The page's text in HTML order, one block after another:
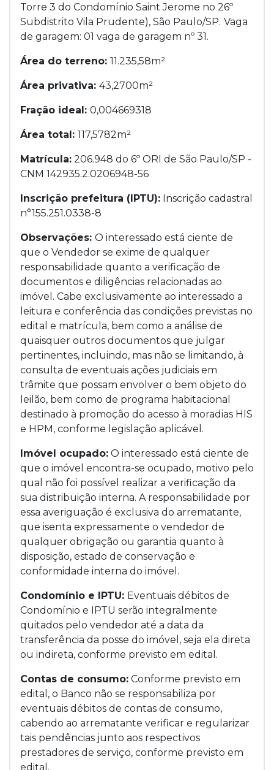
Torre 3 do Condomínio Saint Jerome no 26º
Subdistrito Vila Prudente), São Paulo/SP. Vaga
de garagem: 01 vaga de garagem nº 31.
Área do terreno: 11.235,58m²
Área privativa: 43,2700m²
Fração ideal: 0,004669318
Área total: 117,5782m²
Matrícula: 206.948 do 6º ORI de São Paulo/SP -
CNM 142935.2.0206948-56
Inscrição prefeitura (IPTU): Inscrição cadastral
n°155.251.0338-8
Observações: O interessado está ciente de
que o Vendedor se exime de qualquer
responsabilidade quanto a verificação de
documentos e diligências relacionadas ao
imóvel. Cabe exclusivamente ao interessado a
leitura e conferência das condições previstas no
edital e matrícula, bem como a análise de
quaisquer outros documentos que julgar
pertinentes, incluindo, mas não se limitando, à
consulta de eventuais ações judiciais em
trâmite que possam envolver o bem objeto do
leilão, bem como de programa habitacional
destinado à promoção do acesso à moradias HIS
e HPM, conforme legislação aplicável.
Imóvel ocupado: O interessado está ciente de
que o imóvel encontra-se ocupado, motivo pelo
qual não foi possível realizar a verificação da
sua distribuição interna. A responsabilidade por
essa averiguação é exclusiva do arrematante,
que isenta expressamente o vendedor de
qualquer obrigação ou garantia quanto à
disposição, estado de conservação e
conformidade interna do imóvel.
Condomínio e IPTU: Eventuais débitos de
Condomínio e IPTU serão integralmente
quitados pelo vendedor até a data da
transferência da posse do imóvel, seja ela direta
ou indireta, conforme previsto em edital.
Contas de consumo: Conforme previsto em
edital, o Banco não se responsabiliza por
eventuais débitos de contas de consumo,
cabendo ao arrematante verificar e regularizar
tais pendências junto aos respectivos
prestadores de serviço, conforme previsto em
edital.